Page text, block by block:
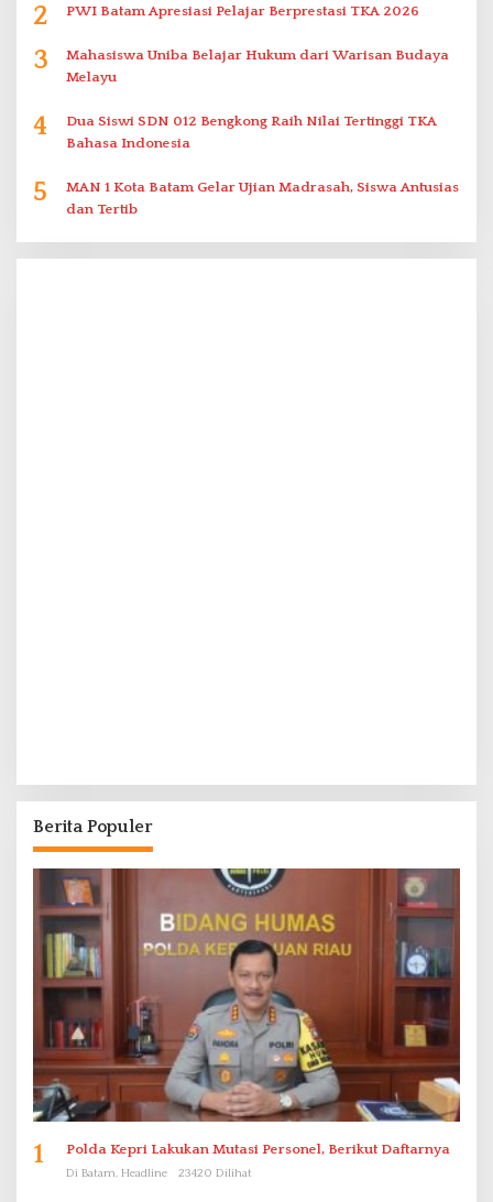
2 PWI Batam Apresiasi Pelajar Berprestasi TKA 2026
3
Mahasiswa Uniba Belajar Hukum dari Warisan Budaya
Melayu
4
Dua Siswi SDN 012 Bengkong Raih Nilai Tertinggi TKA
Bahasa Indonesia
5
MAN 1 Kota Batam Gelar Ujian Madrasah, Siswa Antusias
dan Tertib
Berita Populer
1 Polda Kepri Lakukan Mutasi Personel, Berikut Daftarnya
Di Batam, Headline 23420 Dilihat